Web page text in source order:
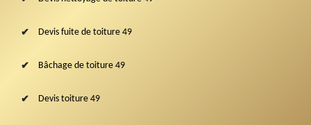
Devis fuite de toiture 49
Bâchage de toiture 49
Devis toiture 49